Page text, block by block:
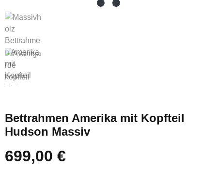
Bettrahmen Amerika mit Kopfteil
Hudson Massiv
Regulärer Preis:
699,00 €